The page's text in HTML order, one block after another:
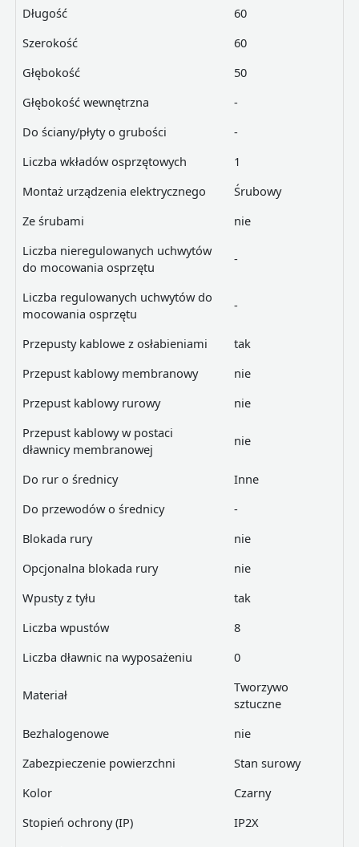
Długość
60
Szerokość
60
Głębokość
50
Głębokość wewnętrzna
-
Do ściany/płyty o grubości
-
Liczba wkładów osprzętowych
1
Montaż urządzenia elektrycznego
Śrubowy
Ze śrubami
nie
Liczba nieregulowanych uchwytów
do mocowania osprzętu
-
Liczba regulowanych uchwytów do
mocowania osprzętu
-
Przepusty kablowe z osłabieniami
tak
Przepust kablowy membranowy
nie
Przepust kablowy rurowy
nie
Przepust kablowy w postaci
dławnicy membranowej
nie
Do rur o średnicy
Inne
Do przewodów o średnicy
-
Blokada rury
nie
Opcjonalna blokada rury
nie
Wpusty z tyłu
tak
Liczba wpustów
8
Liczba dławnic na wyposażeniu
0
Materiał
Tworzywo
sztuczne
Bezhalogenowe
nie
Zabezpieczenie powierzchni
Stan surowy
Kolor
Czarny
Stopień ochrony (IP)
IP2X